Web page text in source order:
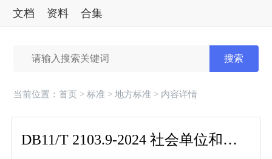
文档 资料 合集
搜索
当前位置：首页 >标准 >地方标准 > 内容详情
DB11/T 2103.9-2024 社会单位和重点场所消防安全管理规范 第9部分：中小学校